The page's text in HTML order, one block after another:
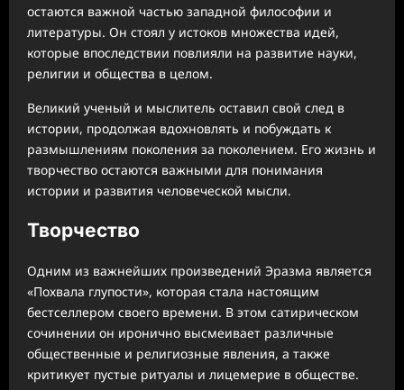
остаются важной частью западной философии и
литературы. Он стоял у истоков множества идей,
которые впоследствии повлияли на развитие науки,
религии и общества в целом.
Великий ученый и мыслитель оставил свой след в
истории, продолжая вдохновлять и побуждать к
размышлениям поколения за поколением. Его жизнь и
творчество остаются важными для понимания
истории и развития человеческой мысли.
Творчество
Одним из важнейших произведений Эразма является
«Похвала глупости», которая стала настоящим
бестселлером своего времени. В этом сатирическом
сочинении он иронично высмеивает различные
общественные и религиозные явления, а также
критикует пустые ритуалы и лицемерие в обществе.